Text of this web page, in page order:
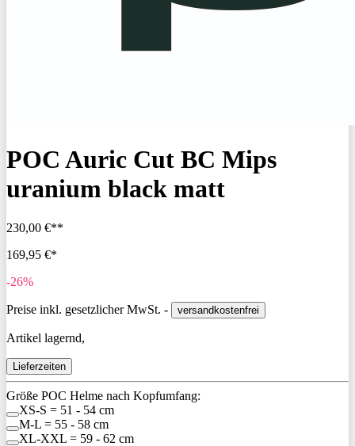
POC Auric Cut BC Mips
uranium black matt
230,00 €**
169,95 €*
-26%
Preise inkl. gesetzlicher MwSt. - versandkostenfrei
Artikel lagernd,
Lieferzeiten
Größe POC Helme nach Kopfumfang:
XS-S = 51 - 54 cm
M-L = 55 - 58 cm
XL-XXL = 59 - 62 cm